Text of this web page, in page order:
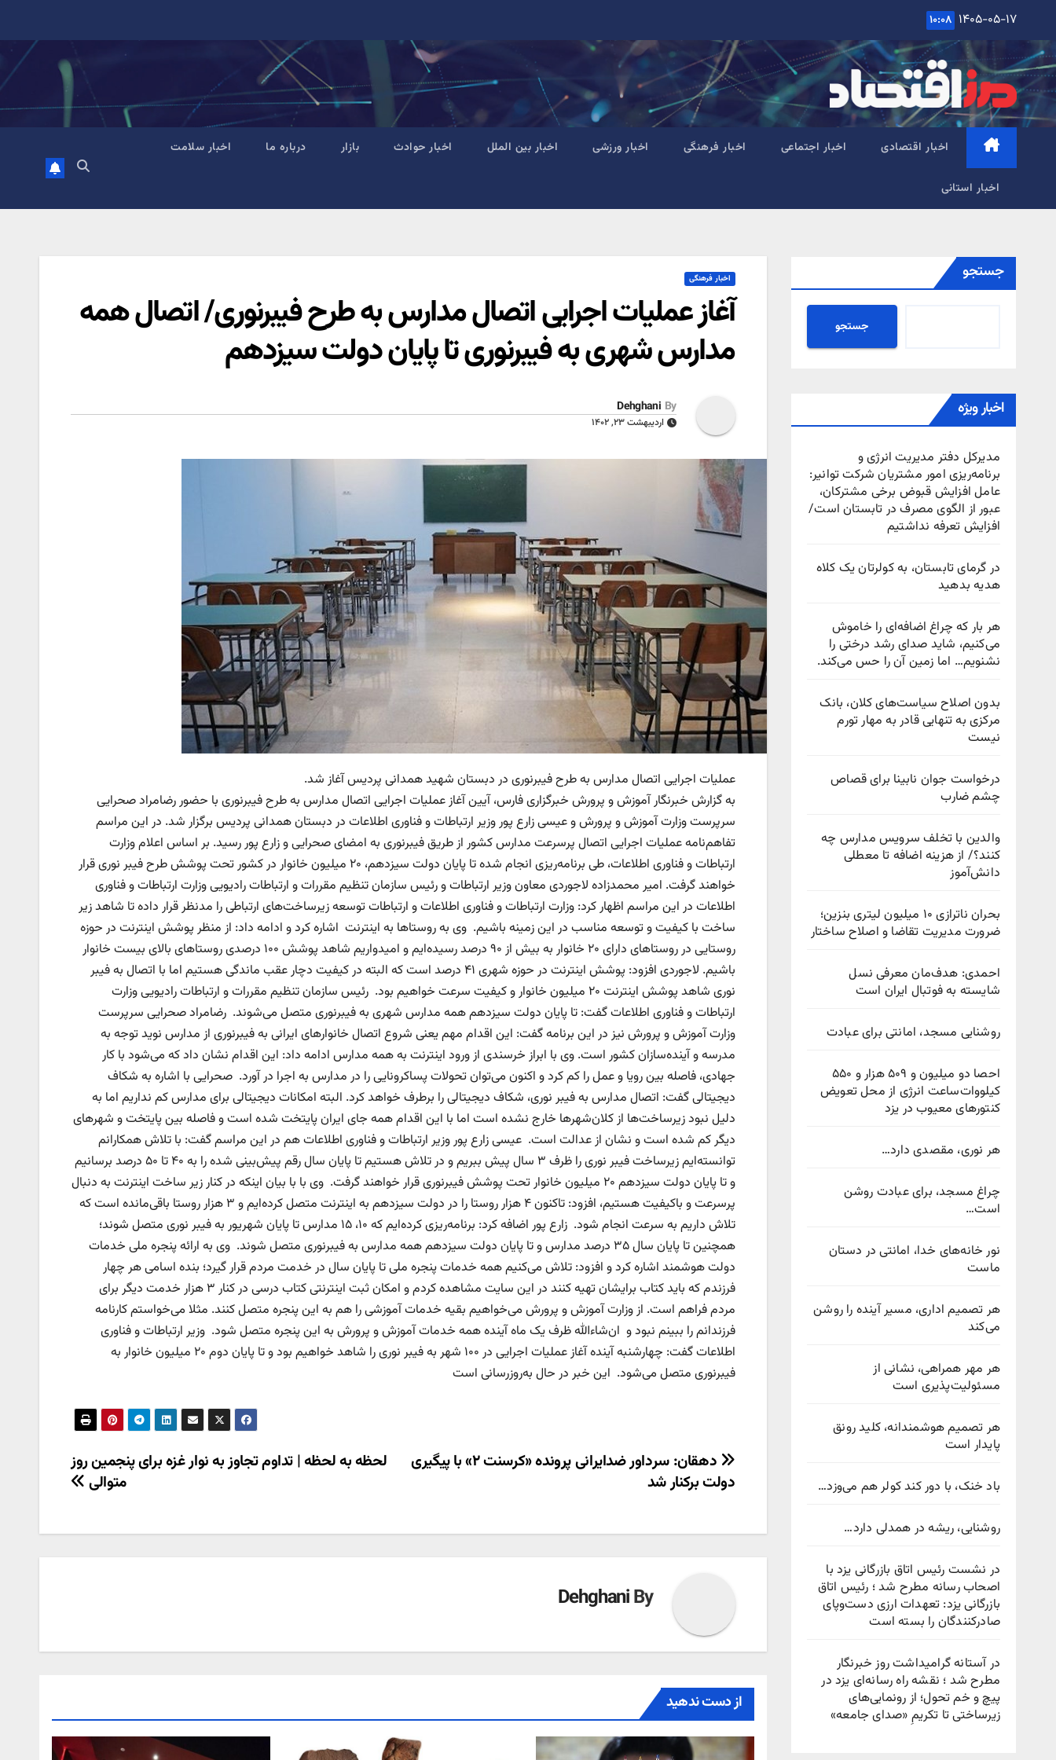
content
۱۴۰۵-۰۵-۱۷ ۱۰:۰۸
اخبار اقتصادی اخبار اجتماعی اخبار فرهنگی اخبار ورزشی اخبار بین الملل اخبار حوادث بازار درباره ما اخبار سلامت
اخبار استانی
جستجو
جستجو
اخبار ویژه
مدیرکل دفتر مدیریت انرژی و
برنامه‌ریزی امور مشتریان شرکت توانیر:
عامل افزایش قبوض برخی مشترکان،
عبور از الگوی مصرف در تابستان است/
افزایش تعرفه نداشتیم
در گرمای تابستان، به کولرتان یک کلاه
هدیه بدهید
هر بار که چراغ اضافه‌ای را خاموش
می‌کنیم، شاید صدای رشد درختی را
نشنویم… اما زمین آن را حس می‌کند.
بدون اصلاح سیاست‌های کلان، بانک
مرکزی به تنهایی قادر به مهار تورم
نیست
درخواست جوان نابینا برای قصاص
چشم ضارب
والدین با تخلف سرویس مدارس چه
کنند؟/ از هزینه اضافه تا معطلی
دانش‌آموز
بحران ناترازی ۱۰ میلیون لیتری بنزین؛
ضرورت مدیریت تقاضا و اصلاح ساختار
احمدی: هدف‌مان معرفی نسل
شایسته به فوتبال ایران است
روشنایی مسجد، امانتی برای عبادت
احصا دو میلیون و ۵۰۹ هزار و ۵۵۰
کیلووات‌ساعت انرژی از محل تعویض
کنتورهای معیوب در یزد
هر نوری، مقصدی دارد…
چراغ مسجد، برای عبادت روشن
است…
نور خانه‌های خدا، امانتی در دستان
ماست
هر تصمیم اداری، مسیر آینده را روشن
می‌کند
هر مهر همراهی، نشانی از
مسئولیت‌پذیری است
هر تصمیم هوشمندانه، کلید رونق
پایدار است
باد خنک، با دور کند کولر هم می‌وزد…
روشنایی، ریشه در همدلی دارد…
در نشست رئیس اتاق بازرگانی یزد با
اصحاب رسانه مطرح شد ؛ رئیس اتاق
بازرگانی یزد: تعهدات ارزی دست‌وپای
صادرکنندگان را بسته است
در آستانه گرامیداشت روز خبرنگار
مطرح شد ؛ نقشه راه رسانه‌ای یزد در
پیچ‌ و خم تحول؛ از رونمایی‌های
زیرساختی تا تکریمِ «صدای جامعه»
اخبار فرهنگی
آغاز عملیات اجرایی اتصال مدارس به طرح فیبرنوری/ اتصال همه
مدارس شهری به فیبرنوری تا پایان دولت سیزدهم
By
Dehghani
اردیبهشت ۲۳, ۱۴۰۲
عملیات اجرایی اتصال مدارس به طرح فیبرنوری در دبستان شهید همدانی پردیس آغاز شد.
به گزارش خبرنگار آموزش و پرورش خبرگزاری فارس، آیین آغاز عملیات اجرایی اتصال مدارس به طرح فیبرنوری با حضور رضامراد صحرایی
سرپرست وزارت آموزش و پرورش و عیسی زارع پور وزیر ارتباطات و فناوری اطلاعات در دبستان همدانی پردیس برگزار شد. در این مراسم
تفاهم‌نامه عملیات اجرایی اتصال پرسرعت مدارس کشور از طریق فیبرنوری به امضای صحرایی و زارع پور رسید. بر اساس اعلام وزارت
ارتباطات و فناوری اطلاعات، طی برنامه‌ریزی انجام شده تا پایان دولت سیزدهم، ۲۰ میلیون خانوار در کشور تحت پوشش طرح فیبر نوری قرار
خواهند گرفت. امیر محمدزاده‌ لاجوردی معاون وزیر ارتباطات و رئیس سازمان تنظیم مقررات و ارتباطات رادیویی وزارت ارتباطات و فناوری
اطلاعات در این مراسم اظهار کرد: وزارت ارتباطات و فناوری اطلاعات و ارتباطات توسعه زیرساخت‌های ارتباطی را مدنظر قرار داده تا شاهد زیر
ساخت با کیفیت و توسعه مناسب در این زمینه باشیم. وی به روستاها به اینترنت اشاره کرد و ادامه داد: از منظر پوشش اینترنت در حوزه
روستایی در روستاهای دارای ۲۰ خانوار به بیش از ۹۰ درصد رسیده‌ایم و امیدواریم شاهد پوشش ۱۰۰ درصدی روستاهای بالای بیست خانوار
باشیم. لاجوردی افزود: پوشش اینترنت در حوزه شهری ۴۱ درصد است که البته در کیفیت دچار عقب ماندگی هستیم اما با اتصال به فیبر
نوری شاهد پوشش اینترنت ۲۰ میلیون خانوار و کیفیت سرعت خواهیم بود. رئیس سازمان تنظیم مقررات و ارتباطات رادیویی وزارت
ارتباطات و فناوری اطلاعات گفت: تا پایان دولت سیزدهم همه مدارس شهری به فیبرنوری متصل می‌شوند. رضامراد صحرایی سرپرست
وزارت آموزش و پرورش نیز در این برنامه گفت: این اقدام مهم یعنی شروع اتصال خانوارهای ایرانی ‌‌‌‌به فیبرنوری از مدارس نوید توجه به
مدرسه و آینده‌سازان کشور است. وی با ابراز خرسندی از ورود اینترنت به همه مدارس ادامه داد: این اقدام نشان داد که می‌شود با کار
جهادی، فاصله بین رویا و عمل را کم کرد و اکنون می‌توان تحولات پساکرونایی را در مدارس به اجرا در آورد‌. صحرایی با اشاره به شکاف
دیجیتالی گفت: اتصال مدارس به فیبر نوری، شکاف دیجیتالی را برطرف خواهد کرد. البته امکانات دیجیتالی برای مدارس کم نداریم اما به
دلیل نبود زیرساخت‌ها از کلان‌شهرها خارج نشده است اما با این اقدام همه جای ایران پایتخت شده است و فاصله بین پایتخت و شهرهای
دیگر کم شده است و نشان از عدالت است. عیسی زارع پور وزیر ارتباطات و فناوری اطلاعات هم در این مراسم گفت: با تلاش همکارانم
توانسته‌ایم زیرساخت فیبر نوری را ظرف ۳ سال پیش ببریم و در تلاش هستیم تا پایان سال رقم پیش‌بینی شده را به ۴۰ تا ۵۰ درصد برسانیم
و تا پایان دولت سیزدهم ۲۰ میلیون خانوار تحت پوشش فیبرنوری قرار خواهند گرفت. وی با با بیان اینکه در کنار زیر ساخت اینترنت به دنبال
پرسرعت و باکیفیت هستیم، افزود: تاکنون ۴ هزار روستا را در دولت سیزدهم به اینترنت متصل کرده‌ایم و ۳ هزار روستا باقی‌مانده است که
تلاش داریم به سرعت انجام شود. زارع پور اضافه کرد: برنامه‌ریزی کرده‌ایم که ۱۰، ۱۵ مدارس تا پایان شهریور به فیبر نوری متصل شوند؛
همچنین تا پایان سال ۳۵ درصد مدارس و تا پایان دولت سیزدهم همه مدارس به فیبرنوری متصل شوند. وی به ارائه پنجره ملی خدمات
دولت هوشمند اشاره کرد و افزود: تلاش می‌کنیم همه خدمات پنجره ملی تا پایان سال در خدمت مردم قرار گیرد؛ بنده اسامی هر چهار
فرزندم که باید کتاب برایشان تهیه کنند در این سایت مشاهده کردم و امکان ثبت اینترنتی کتاب درسی در کنار ۳ هزار خدمت دیگر برای
مردم فراهم است. از وزارت آموزش و پرورش می‌خواهیم بقیه خدمات آموزشی را هم به این پنجره متصل کنند. مثلا می‌خواستم کارنامه
فرزندانم را ببینم نبود و ان‌شاءالله ظرف یک ماه آینده همه خدمات آموزش و پرورش به این پنجره متصل شود. وزیر ارتباطات و فناوری
اطلاعات گفت: چهارشنبه آینده آغاز عملیات اجرایی در ۱۰۰ شهر به فیبر نوری را شاهد خواهیم بود و تا پایان دوم ۲۰ میلیون خانوار به
فیبرنوری متصل می‌شود. این خبر در حال به‌روزرسانی است
راهبری
نوشته
لحظه به لحظه | تداوم تجاوز به نوار غزه برای پنجمین روز
متوالی
دهقان: سرداور ضدایرانی پرونده «کرسنت ۲» با پیگیری
دولت برکنار شد
By
Dehghani
از دست ندهید